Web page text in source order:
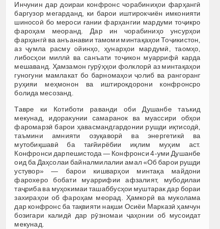
Инчунин дар доираи конфронс чорабиниҳои фарҳангӣ
баргузор мегарданд, ки барои иштирокчиён имконияти
шиносоӣ бо мероси ғании фарҳангии мардуми тоҷикро
фароҳам меоранд. Дар ин чорабиниҳо унсурҳои
фарҳангӣ ва анъанавии тамоми минтақаҳои Тоҷикистон,
аз ҷумла расму ойинҳо, ҳунарҳои мардумӣ, таомҳо,
либосҳои миллӣ ва санъати тоҷикон муаррифӣ карда
мешаванд. Ҳамзамон гурӯҳҳои фолклорӣ аз минтақаҳои
гуногуни мамлакат бо барномаҳои ҷолиб ва рангоранг
руҳияи меҳмонон ва иштирокдорони конфронсро
болида месозанд.
Тавре ки Котиботи раванди оби Душанбе таъкид
мекунад, идоракунии самаранок ва муассири обҳои
фаромарзӣ барои ҳавасмандгардонии рушди иқтисодӣ,
таъмини амнияти озуқаворӣ ва энергетикӣ ва
мутобиқшавӣ ба тағйирёбии иқлим муҳим аст.
Конфронси дарпешистода — Конфронси 4-уми Душанбе
оид ба Даҳсолаи байналмилалии амал «Об барои рушди
устувор» — барои кишварҳои минтақа майдони
фарохеро бобати муаррифии афзалият, мубодилаи
таҷриба ва муҳокимаи ташаббусҳои муштарак дар бораи
захираҳои об фароҳам меорад. Ҳамкорӣ ва муколама
дар конфронс ба тақвияти нақши Осиёи Марказӣ ҳамчун
бозигари калидӣ дар рӯзномаи ҷаҳонии об мусоидат
мекунад.